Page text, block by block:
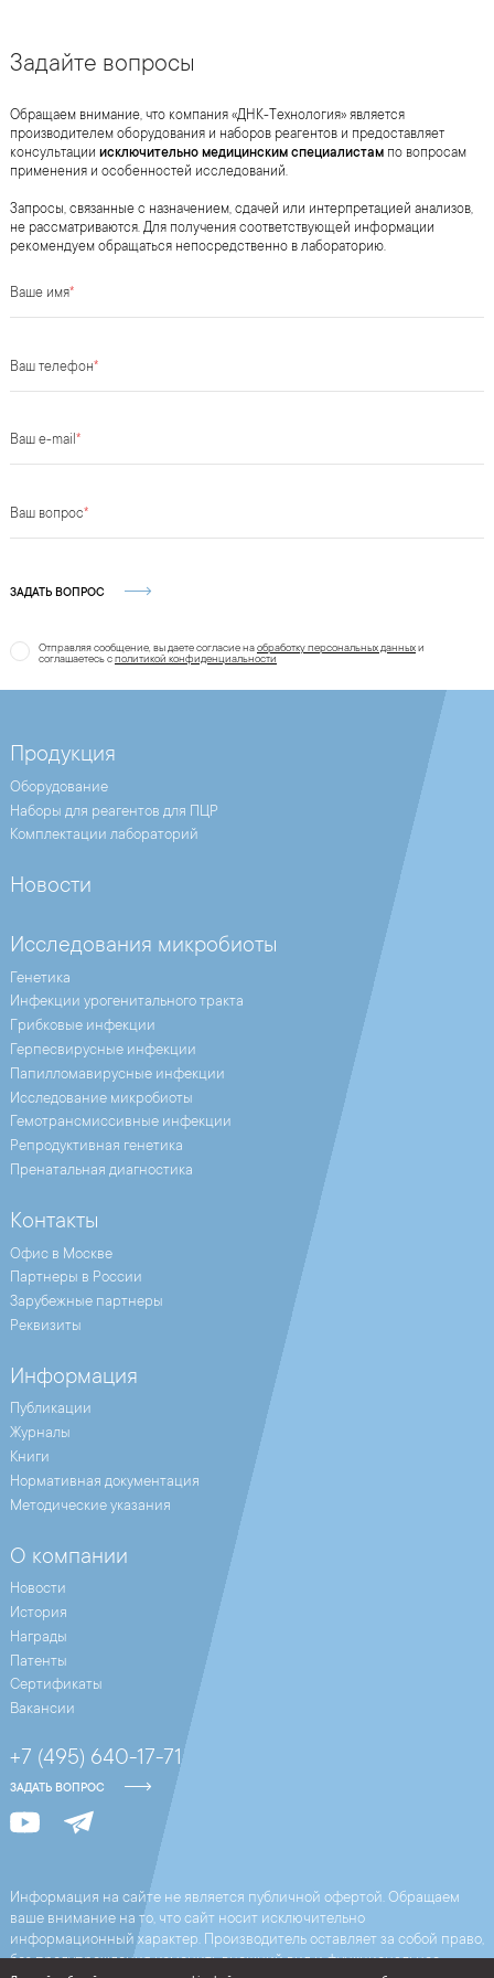
Задайте вопросы
Обращаем внимание, что компания «ДНК-Технология» является
производителем оборудования и наборов реагентов и предоставляет
консультации исключительно медицинским специалистам по вопросам
применения и особенностей исследований.
Запросы, связанные с назначением, сдачей или интерпретацией анализов,
не рассматриваются. Для получения соответствующей информации
рекомендуем обращаться непосредственно в лабораторию.
Ваше имя*
Ваш телефон*
Ваш e-mail *
Ваш вопрос*
ЗАДАТЬ ВОПРОС
Отправляя сообщение, вы даете согласие наобработку персональных данныхи
соглашаетесь cполитикой конфиденциальности
Продукция
Оборудование
Наборы для реагентов для ПЦР
Комплектации лабораторий
Новости
+7 (495) 640-17-71
ЗАДАТЬ ВОПРОС
Исследования микробиоты
Генетика
Инфекции урогенитального тракта
Грибковые инфекции
Герпесвирусные инфекции
Папилломавирусные инфекции
Исследование микробиоты
Гемотрансмиссивные инфекции
Репродуктивная генетика
Пренатальная диагностика
Контакты
Офис в Москве
Партнеры в России
Зарубежные партнеры
Реквизиты
Информация
Публикации
Журналы
Книги
Нормативная документация
Методические указания
О компании
Новости
История
Награды
Патенты
Сертификаты
Вакансии
Информация на сайте не является публичной офертой. Обращаем
ваше внимание на то, что сайт носит исключительно
информационный характер. Производитель оставляет за собой право,
без предупреждения изменить внешний вид и функциональное